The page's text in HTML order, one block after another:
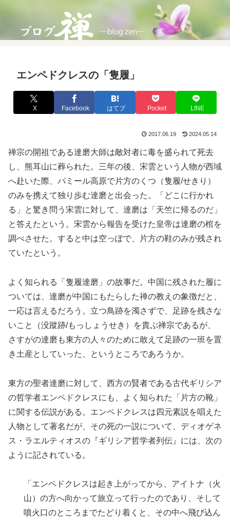
エンペドクレスの「隻履」
X Facebook はてブ Pocket LINE
2017.06.19 2024.05.14
禅宗の開祖である達磨大師は敵対者に毒を盛られて死去
し、熊耳山に葬られた。三年の後、宋雲という人物が西域
へ赴いた際、パミール高原で片方のくつ（隻履/せきり）
のみを携えて独り歩む達磨と出会った。「どこに行かれ
る」と驚き問う宋雲に対して、達磨は「天竺に帰るのだ」
と答えたという。宋雲から報告を受けた皇帝は達磨の棺を
調べさせた。すると中は空っぽで、片方の鞋のみが残され
ていたという。
よく知られる「隻履達磨」の故事だ。中国に残された履に
ついては、達磨が中国にもたらした禅の教えの象徴だと、
一応は言えるだろう。立つ鳥跡を濁さずで、足跡を残さな
いこと（没蹤跡/もっしょうせき）を貴ぶ禅宗であるが、
さすがの達磨も東方の人々のために敢えて足跡の一班を置
き土産としていった、というところであろうか。
東方の聖者達磨に対して、西方の賢者である古代ギリシア
の哲学者エンペドクレスにも、よく知られた「片方の靴」
に関する伝説がある。エンペドクレスは四元素説を唱えた
人物として著名だが、その死の一説について、ディオゲネ
ス・ラエルティオスの『ギリシア哲学者列伝』には、次の
ように記されている。
「エンペドクレスは起き上がってから、アイトナ（火
山）の方へ向かって旅立って行ったのであり、そして
噴火口のところまでたどり着くと、その中へ飛び込ん